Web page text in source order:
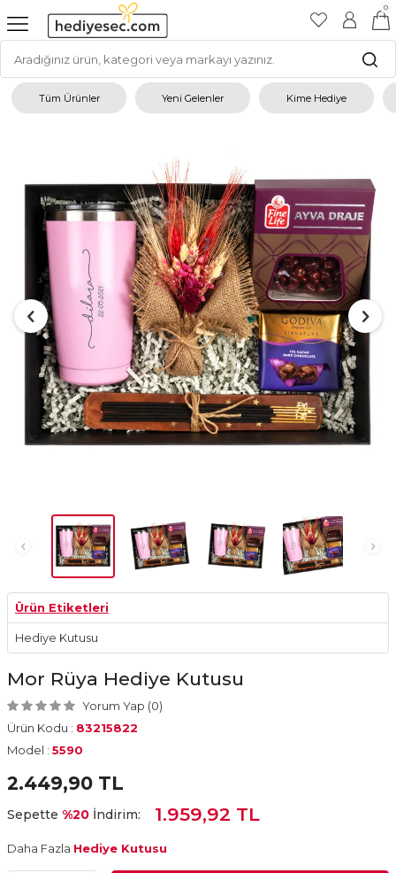
0
Tüm Ürünler Yeni Gelenler Kime Hediye
Ürün Etiketleri
Hediye Kutusu
Mor Rüya Hediye Kutusu
Yorum Yap (0)
Ürün Kodu : 83215822
Model : 5590
2.449,90 TL
Sepette %20 İndirim: 1.959,92 TL
Daha Fazla Hediye Kutusu